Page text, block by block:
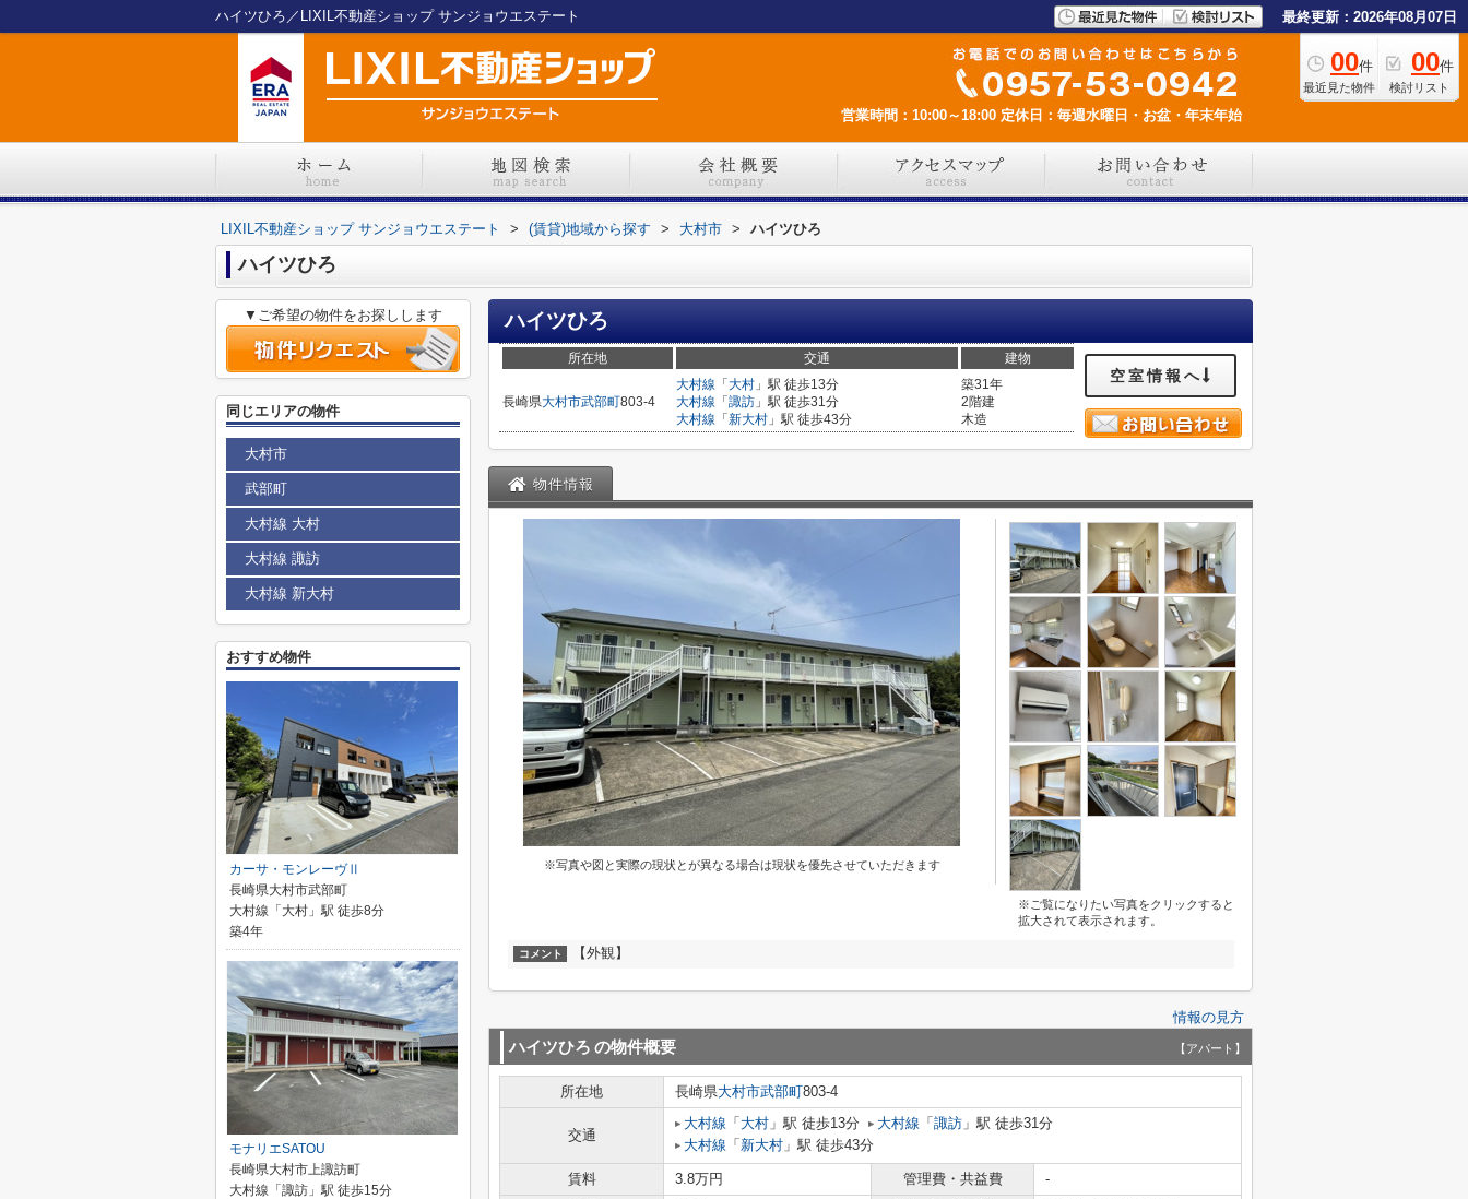
ハイツひろ／LIXIL不動産ショップ サンジョウエステート 最終更新：2026年08月07日
00件
最近見た物件
00件
検討リスト
営業時間：10:00～18:00 定休日：毎週水曜日・お盆・年末年始
LIXIL不動産ショップ サンジョウエステート > (賃貸)地域から探す > 大村市 > ハイツひろ
ハイツひろ
ハイツひろ
所在地 交通 建物
長崎県大村市武部町803-4
大村線 「 大村 」駅 徒歩13分
大村線 「 諏訪 」駅 徒歩31分
大村線 「 新大村 」駅 徒歩43分
築31年
2階建
木造
空室情報へ
物件情報
※写真や図と実際の現状とが異なる場合は現状を優先させていただきます
※ご覧になりたい写真をクリックすると
拡大されて表示されます。
コメント 【外観】
情報の見方
ハイツひろ の物件概要 【アパート】
所在地 長崎県大村市武部町803-4
交通
大村線 「 大村 」駅 徒歩13分 大村線 「 諏訪 」駅 徒歩31分
大村線 「 新大村 」駅 徒歩43分
賃料 3.8万円 管理費・共益費
-
▼ご希望の物件をお探しします
同じエリアの物件
大村市
武部町
大村線 大村
大村線 諏訪
大村線 新大村
おすすめ物件
カーサ・モンレーヴⅡ
長崎県大村市武部町
大村線「大村」駅 徒歩8分
築4年
モナリエSATOU
長崎県大村市上諏訪町
大村線「諏訪」駅 徒歩15分